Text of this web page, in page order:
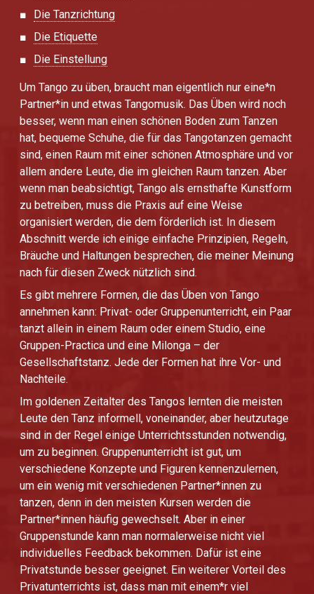
Die Tanzrichtung
Die Etiquette
Die Einstellung
Um Tango zu üben, braucht man eigentlich nur eine*n
Partner*in und etwas Tangomusik. Das Üben wird noch
besser, wenn man einen schönen Boden zum Tanzen
hat, bequeme Schuhe, die für das Tangotanzen gemacht
sind, einen Raum mit einer schönen Atmosphäre und vor
allem andere Leute, die im gleichen Raum tanzen. Aber
wenn man beabsichtigt, Tango als ernsthafte Kunstform
zu betreiben, muss die Praxis auf eine Weise
organisiert werden, die dem förderlich ist. In diesem
Abschnitt werde ich einige einfache Prinzipien, Regeln,
Bräuche und Haltungen besprechen, die meiner Meinung
nach für diesen Zweck nützlich sind.
Es gibt mehrere Formen, die das Üben von Tango
annehmen kann: Privat- oder Gruppenunterricht, ein Paar
tanzt allein in einem Raum oder einem Studio, eine
Gruppen-Practica und eine Milonga – der
Gesellschaftstanz. Jede der Formen hat ihre Vor- und
Nachteile.
Im goldenen Zeitalter des Tangos lernten die meisten
Leute den Tanz informell, voneinander, aber heutzutage
sind in der Regel einige Unterrichtsstunden notwendig,
um zu beginnen. Gruppenunterricht ist gut, um
verschiedene Konzepte und Figuren kennenzulernen,
um ein wenig mit verschiedenen Partner*innen zu
tanzen, denn in den meisten Kursen werden die
Partner*innen häufig gewechselt. Aber in einer
Gruppenstunde kann man normalerweise nicht viel
individuelles Feedback bekommen. Dafür ist eine
Privatstunde besser geeignet. Ein weiterer Vorteil des
Privatunterrichts ist, dass man mit einem*r viel